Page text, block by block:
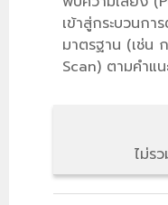
เข้าสู่กระบวนก
มาตรฐาน (เช่น
Scan) ตามคำแ
ไม่ร